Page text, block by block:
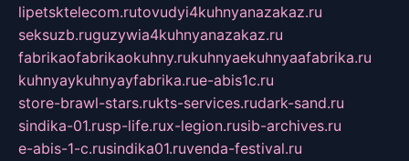
lipetsktelecom.rutovudyi4kuhnyanazakaz.ru
seksuzb.ruguzywia4kuhnyanazakaz.ru
fabrikaofabrikaokuhny.rukuhnyaekuhnyaafabrika.ru
kuhnyaykuhnyayfabrika.rue-abis1c.ru
store-brawl-stars.rukts-services.rudark-sand.ru
sindika-01.rusp-life.rux-legion.rusib-archives.ru
e-abis-1-c.rusindika01.ruvenda-festival.ru